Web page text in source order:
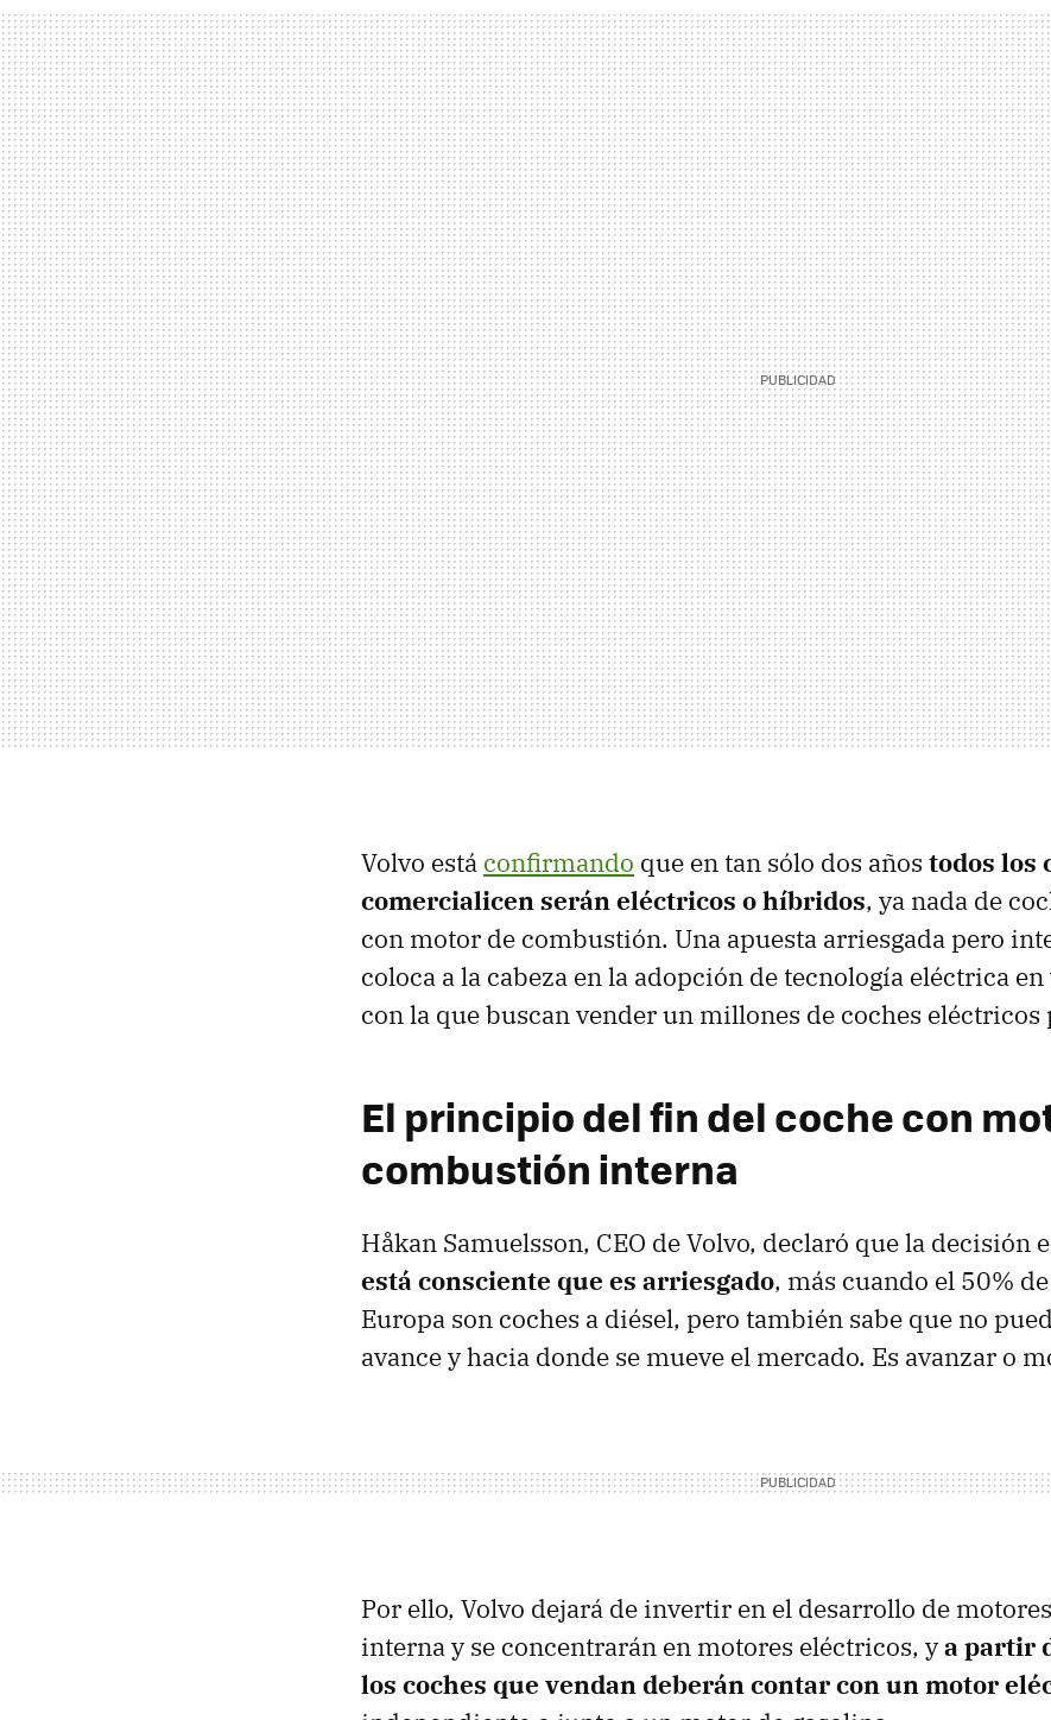
Volvo está confirmando que en tan sólo dos años todos los
comercialicen serán eléctricos o híbridos, ya nada de
con motor de combustión. Una apuesta arriesgada pero
coloca a la cabeza en la adopción de tecnología eléctrica
con la que buscan vender un millones de coches eléctricos
El principio del fin del coche con
combustión interna
Håkan Samuelsson, CEO de Volvo, declaró que la decisión
está consciente que es arriesgado, más cuando el 50%
Europa son coches a diésel, pero también sabe que no
avance y hacia donde se mueve el mercado. Es avanzar o
Por ello, Volvo dejará de invertir en el desarrollo de
interna y se concentrarán en motores eléctricos, ya partir
los coches que vendan deberán contar con un motor